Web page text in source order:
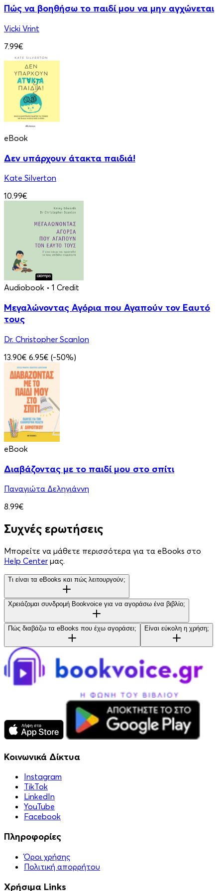
Πώς να βοηθήσω το παιδί μου να μην αγχώνεται
Vicki Vrint
7.99€
eBook
Δεν υπάρχουν άτακτα παιδιά!
Kate Silverton
10.99€
Audiobook • 1 Credit
Μεγαλώνοντας Αγόρια που Αγαπούν τον Εαυτό
τους
Dr. Christopher Scanlon
13.90€ 6.95€ (-50%)
eBook
Διαβάζοντας με το παιδί μου στο σπίτι
Παναγιώτα Δεληγιάννη
8.99€
Συχνές ερωτήσεις
Μπορείτε να μάθετε περισσότερα για τα eBooks στο
Help Center μας.
Τι είναι τα eBooks και πώς λειτουργούν;
Χρειάζομαι συνδρομή Bookvoice για να αγοράσω ένα βιβλίο;
Πώς διαβάζω τα eBooks που έχω αγοράσει; Είναι εύκολη η χρήση;
Κοινωνικά Δίκτυα
Instagram
TikTok
LinkedIn
YouTube
Facebook
Πληροφορίες
Όροι χρήσης
Πολιτική απορρήτου
Χρήσιμα Links